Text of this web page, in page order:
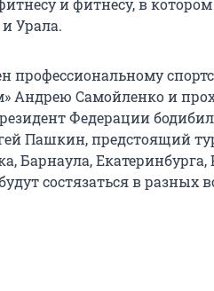
и фитнесу, в
Урала.
профессиональному
Андрею Самойленко и
Федерации
Пашкин, предстоящий
Барнаула,
состязаться в разных